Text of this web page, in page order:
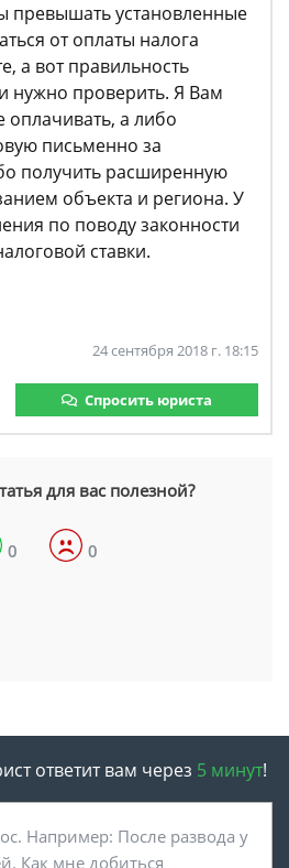
превышать установленные
от оплаты налога
а вот правильность
нужно проверить. Я Вам
а либо
письменно за
получить расширенную
объекта и региона. У
по поводу законности
ставки.
24 сентября 2018 г. 18:15
Спросить юриста
для вас полезной?
0 0
ответит вам через 5 минут!